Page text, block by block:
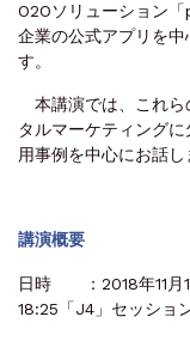
O2Oソリューション
企業の公式アプリを
す。
本講演では、これら
タルマーケティング
用事例を中心にお話し
講演概要
日時 ：2018年11月
18:25「J4」セッショ